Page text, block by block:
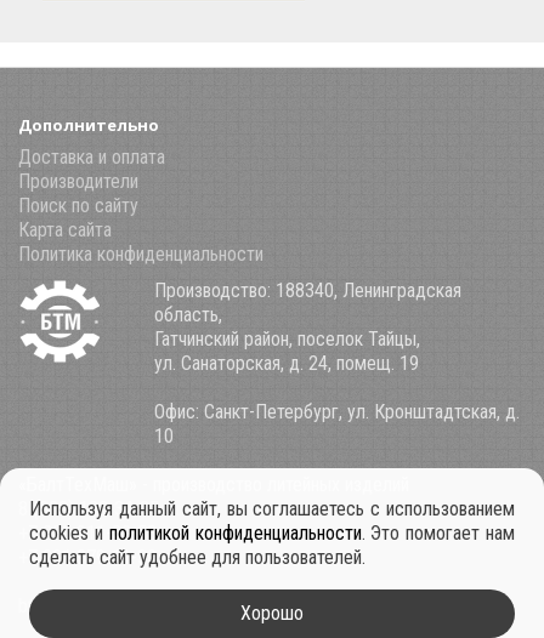
Дополнительно
Доставка и оплата
Производители
Поиск по сайту
Карта сайта
Политика конфиденциальности
Производство: 188340, Ленинградская
область,
Гатчинский район, поселок Тайцы,
ул. Санаторская, д. 24, помещ. 19
Офис: Санкт-Петербург, ул. Кронштадтская, д.
10
8 (800) 100-34-85
+7 921 911-39-53
+7 931 979-11-30
btm.spb71@mail.ru
Используя данный сайт, вы соглашаетесь с использованием
cookies и политикой конфиденциальности. Это помогает нам
сделать сайт удобнее для пользователей.
Хорошо